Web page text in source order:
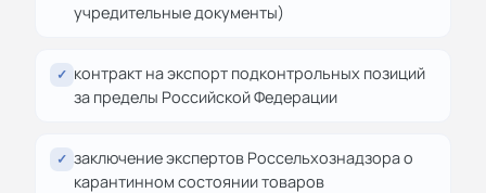
учредительные документы)
✓ контракт на экспорт подконтрольных позиций
за пределы Российской Федерации
✓ заключение экспертов Россельхознадзора о
карантинном состоянии товаров